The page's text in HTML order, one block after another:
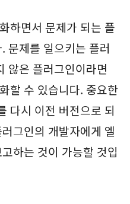
하면서 문제가 되는 플
문제를 일으키는 플러
않은 플러그인이라면
할 수 있습니다. 중요한
다시 이전 버전으로 되
그인의 개발자에게 엘
하는 것이 가능할 것입